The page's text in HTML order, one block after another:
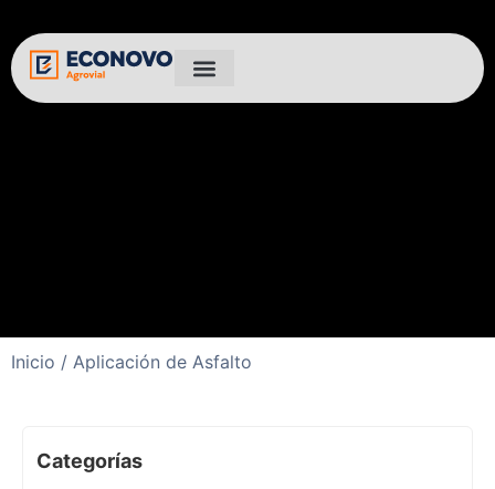
Inicio / Aplicación de Asfalto
Categorías